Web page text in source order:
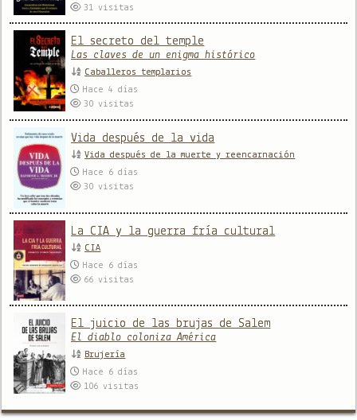
31visitas
El secreto del temple
Las claves de un enigma histórico
Caballeros templarios
Hace 4 días
30visitas
Vida después de la vida
Vida después de la muerte y reencarnación
Hace 6 días
30visitas
La CIA y la guerra fría cultural
CIA
Hace 6 días
66visitas
El juicio de las brujas de Salem
El diablo coloniza América
Brujería
Hace 6 días
106visitas